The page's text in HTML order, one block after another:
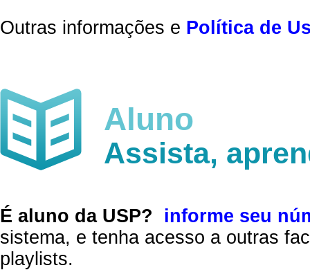
Outras informações e Política de
Aluno
Assista,
É aluno da USP?
informe seu
sistema, e tenha acesso a outras
playlists.